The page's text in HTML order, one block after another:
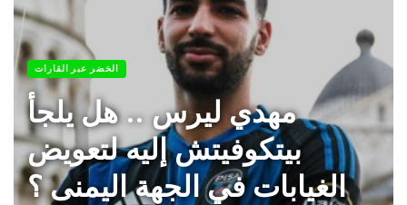
الخضر عبر القارات
مهدي ليرس .. هل يلجأ
بيتكوفيتش إليه لتعويض
الغيابات في الجهة اليمنى ؟